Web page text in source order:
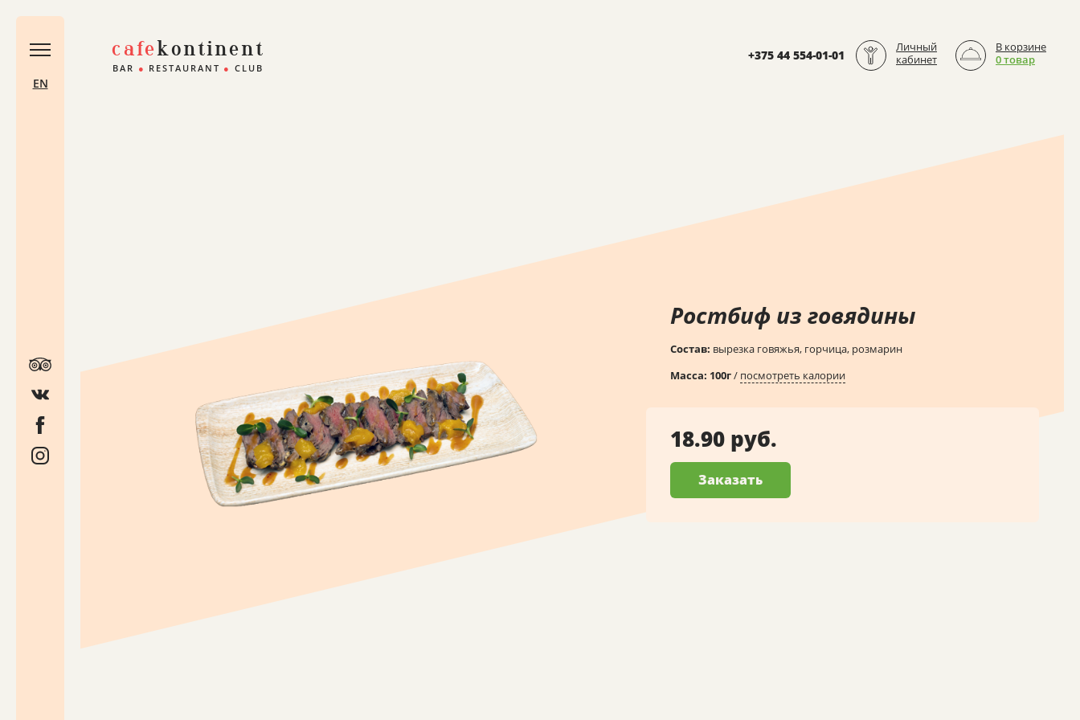
EN
cafekontinent
BAR ● RESTAURANT ● CLUB
+375 44 554-01-01
Личный
кабинет
В корзине
0 товар
Ростбиф из говядины
Состав: вырезка говяжья, горчица, розмарин
Масса: 100г/ посмотреть калории
18.90 руб.
Заказать